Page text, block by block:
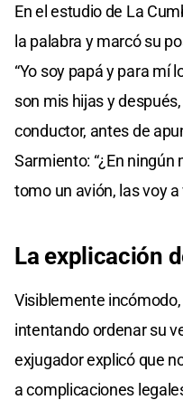
En el estudio de La
la palabra y marcó su
“Yo soy papá y para mí
son mis hijas y
conductor, antes de
Sarmiento: “¿En ningún
tomo un avión, las voy a
La explicación
Visiblemente
intentando ordenar su
exjugador explicó que
a complicaciones